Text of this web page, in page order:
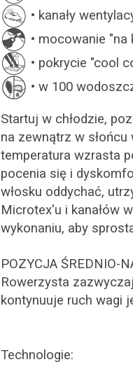
• kanały
• mocowanie
• pokrycie "cool
• w 100
Startuj w chłodzie,
na zewnątrz w słońcu
temperatura wzrasta
pocenia się i
włosku oddychać,
Microtex'u i kanałów
wykonaniu, aby
POZYCJA ŚREDNIO-
Rowerzysta
kontynuuje ruch wagi
Technologie: